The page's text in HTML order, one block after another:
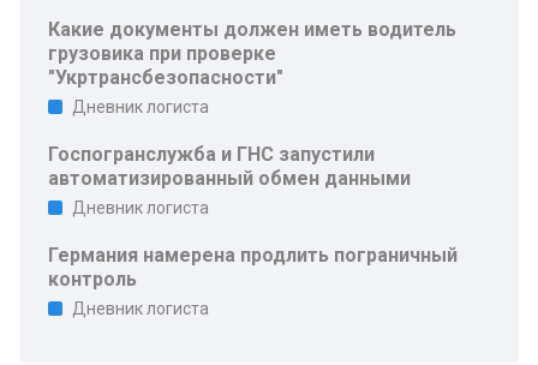
Какие документы должен иметь водитель
грузовика при проверке
"Укртрансбезопасности"
Дневник логиста
Госпогранслужба и ГНС запустили
автоматизированный обмен данными
Дневник логиста
Германия намерена продлить пограничный
контроль
Дневник логиста